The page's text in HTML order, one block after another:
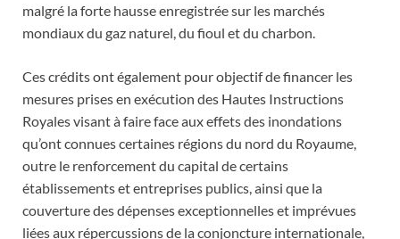
malgré la forte hausse enregistrée sur les marchés
mondiaux du gaz naturel, du fioul et du charbon.
Ces crédits ont également pour objectif de financer les
mesures prises en exécution des Hautes Instructions
Royales visant à faire face aux effets des inondations
qu’ont connues certaines régions du nord du Royaume,
outre le renforcement du capital de certains
établissements et entreprises publics, ainsi que la
couverture des dépenses exceptionnelles et imprévues
liées aux répercussions de la conjoncture internationale,